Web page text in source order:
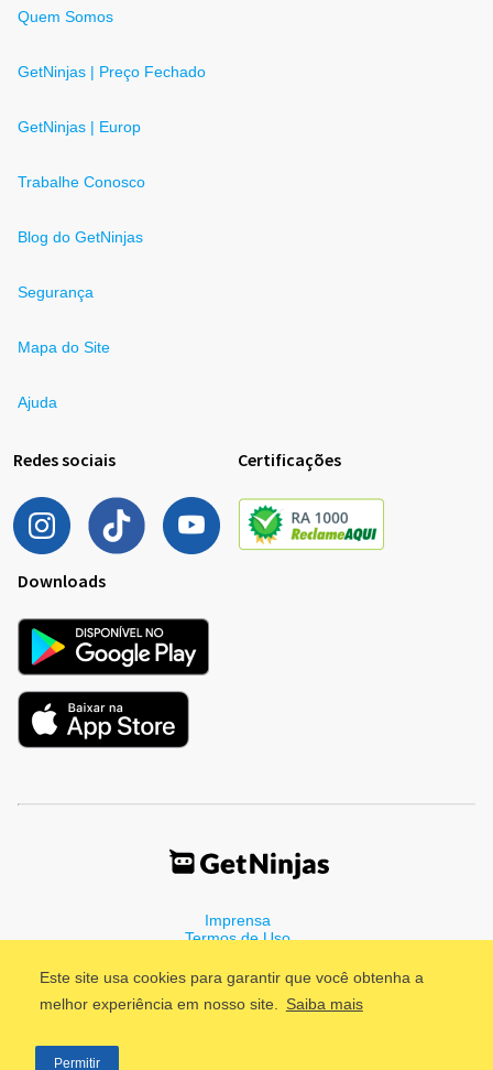
Este site usa cookies para garantir que você obtenha a
melhor experiência em nosso site. Saiba mais
Permitir
Quem Somos
GetNinjas | Preço Fechado
GetNinjas | Europ
Trabalhe Conosco
Blog do GetNinjas
Segurança
Mapa do Site
Ajuda
Redes sociais Certificações
Downloads
Imprensa
Termos de Uso
©2011 - 2026, GetNinjas LTDA. CNPJ 55.744.877/0001-89 - Rua